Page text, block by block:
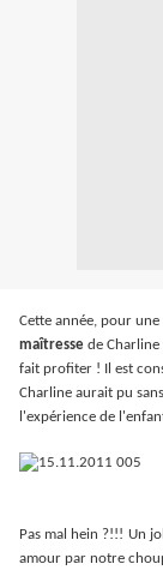
Cette année, pour
maîtresse de
fait profiter ! Il est
Charline aurait pu
l'expérience de
Pas mal hein ?!!! Un
amour par notre